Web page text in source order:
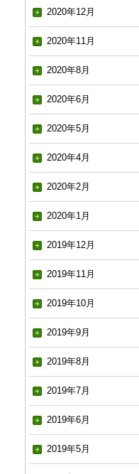
2020年12月
2020年11月
2020年8月
2020年6月
2020年5月
2020年4月
2020年2月
2020年1月
2019年12月
2019年11月
2019年10月
2019年9月
2019年8月
2019年7月
2019年6月
2019年5月